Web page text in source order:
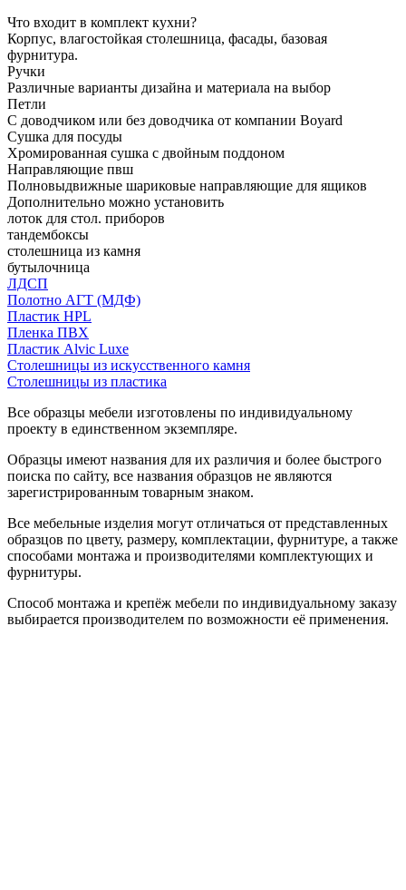
Что входит в комплект кухни?
Корпус, влагостойкая столешница, фасады, базовая
фурнитура.
Ручки
Различные варианты дизайна и материала на выбор
Петли
С доводчиком или без доводчика от компании Boyard
Сушка для посуды
Хромированная сушка с двойным поддоном
Направляющие пвш
Полновыдвижные шариковые направляющие для ящиков
Дополнительно можно установить
лоток для стол. приборов
тандембоксы
столешница из камня
бутылочница
ЛДСП
Полотно АГТ (МДФ)
Пластик HPL
Пленка ПВХ
Пластик Alvic Luxe
Столешницы из искусственного камня
Столешницы из пластика
Все образцы мебели изготовлены по индивидуальному
проекту в единственном экземпляре.
Образцы имеют названия для их различия и более быстрого
поиска по сайту, все названия образцов не являются
зарегистрированным товарным знаком.
Все мебельные изделия могут отличаться от представленных
образцов по цвету, размеру, комплектации, фурнитуре, а также
способами монтажа и производителями комплектующих и
фурнитуры.
Способ монтажа и крепёж мебели по индивидуальному заказу
выбирается производителем по возможности её применения.